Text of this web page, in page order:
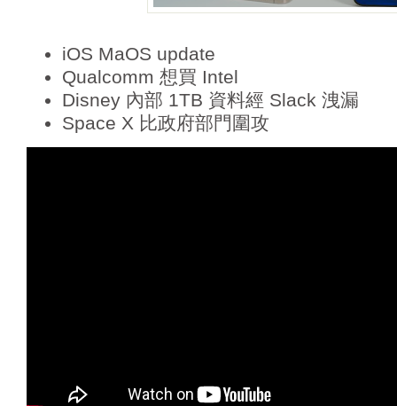
iOS MaOS update
Qualcomm 想買 Intel
Disney 內部 1TB 資料經 Slack 洩漏
Space X 比政府部門圍攻